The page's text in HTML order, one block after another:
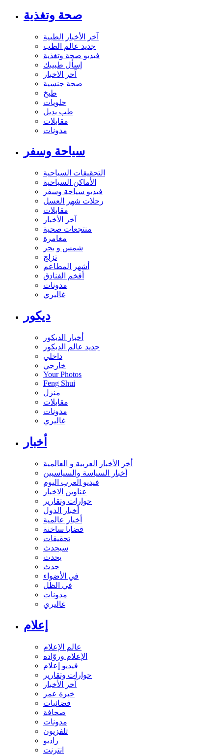
صحة وتغذية
آخر الأخبار الطبية
جديد عالم الطب
فيديو صحة وتغذية
إسأل طبيبك
آخر الاخبار
صحة جنسية
طبخ
حلويات
طب بديل
مقابلات
مدونات
سياحة وسفر
التحقيقات السياحية
الأماكن السياحية
فيديو سياحة وسفر
رحلات شهر العسل
مقابلات
آخر الأخبار
منتجعات صحية
مغامرة
شمس و بحر
تزلج
أشهر المطاعم
أفخم الفنادق
مدونات
غاليري
ديكور
أخبار الديكور
جديد عالم الديكور
داخلي
خارجي
Your Photos
Feng Shui
منزل
مقابلات
مدونات
غاليري
أخبار
أخر الأخبار العربية و العالمية
أخبار السياسة والسياسيين
فيديو العرب اليوم
عناوين الاخبار
حوارات وتقارير
أخبار الدول
أخبار عالمية
قضايا ساخنة
تحقيقات
سيحدث
يحدث
حدث
في الأضواء
في الظل
مدونات
غاليري
إعلام
عالم الإعلام
الإعلام وروّاده
فيديو إعلام
حوارات وتقارير
آخر الأخبار
خبرة عمر
فضائيات
صحافة
مدونات
تلفزيون
راديو
انترنت